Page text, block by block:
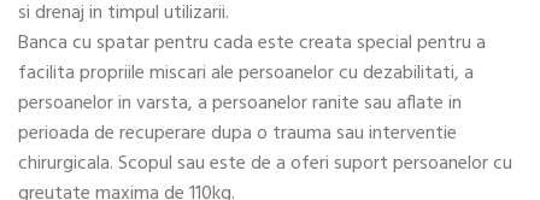
si drenaj in timpul utilizarii.
Banca cu spatar pentru cada este creata special pentru a
facilita propriile miscari ale persoanelor cu dezabilitati, a
persoanelor in varsta, a persoanelor ranite sau aflate in
perioada de recuperare dupa o trauma sau interventie
chirurgicala. Scopul sau este de a oferi suport persoanelor cu